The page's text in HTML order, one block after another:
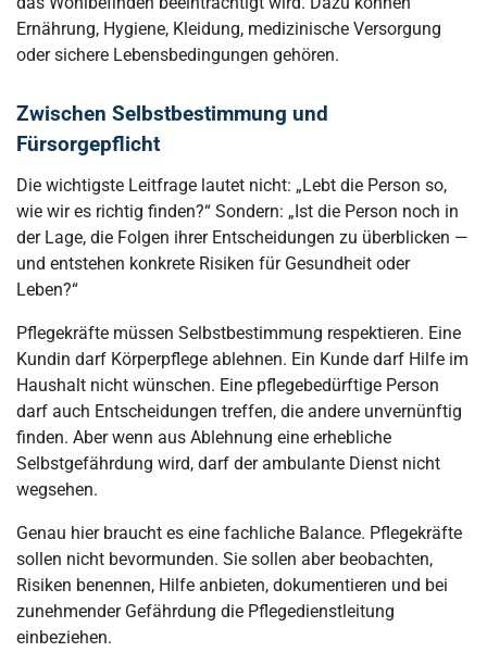
Ernährung, Hygiene, Kleidung, medizinische Versorgung
oder sichere Lebensbedingungen gehören.
Zwischen Selbstbestimmung und
Fürsorgepflicht
Die wichtigste Leitfrage lautet nicht: „Lebt die Person so,
wie wir es richtig finden?“ Sondern: „Ist die Person noch in
der Lage, die Folgen ihrer Entscheidungen zu überblicken —
und entstehen konkrete Risiken für Gesundheit oder
Leben?“
Pflegekräfte müssen Selbstbestimmung respektieren. Eine
Kundin darf Körperpflege ablehnen. Ein Kunde darf Hilfe im
Haushalt nicht wünschen. Eine pflegebedürftige Person
darf auch Entscheidungen treffen, die andere unvernünftig
finden. Aber wenn aus Ablehnung eine erhebliche
Selbstgefährdung wird, darf der ambulante Dienst nicht
wegsehen.
Genau hier braucht es eine fachliche Balance. Pflegekräfte
sollen nicht bevormunden. Sie sollen aber beobachten,
Risiken benennen, Hilfe anbieten, dokumentieren und bei
zunehmender Gefährdung die Pflegedienstleitung
einbeziehen.